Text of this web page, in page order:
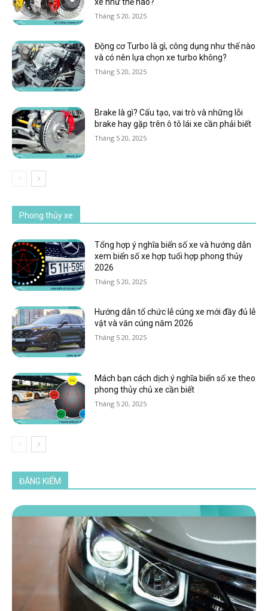
Tháng 5 20, 2025
Động cơ Turbo là gì, công dụng như thế nào
và có nên lựa chọn xe turbo không?
Tháng 5 20, 2025
Brake là gì? Cấu tạo, vai trò và những lỗi
brake hay gặp trên ô tô lái xe cần phải biết
Tháng 5 20, 2025
Phong thủy xe
Tổng hợp ý nghĩa biển số xe và hướng dẫn
xem biển số xe hợp tuổi hợp phong thủy
2026
Tháng 5 20, 2025
Hướng dẫn tổ chức lễ cúng xe mới đầy đủ lễ
vật và văn cúng năm 2026
Tháng 5 20, 2025
Mách bạn cách dịch ý nghĩa biển số xe theo
phong thủy chủ xe cần biết
Tháng 5 20, 2025
ĐĂNG KIỂM